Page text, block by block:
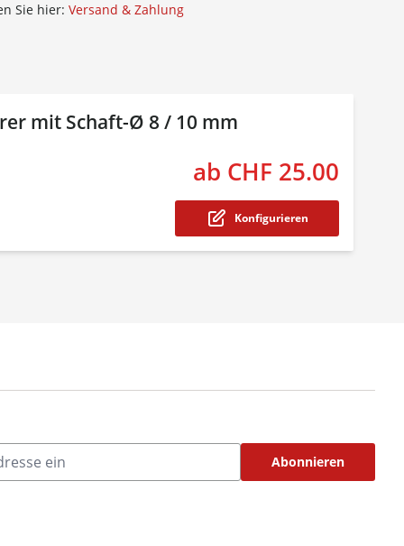
Sie hier: Versand & Zahlung
mit Schaft-Ø 8 / 10 mm
ab CHF 25.00
The price
Konfigurieren
Abonnieren